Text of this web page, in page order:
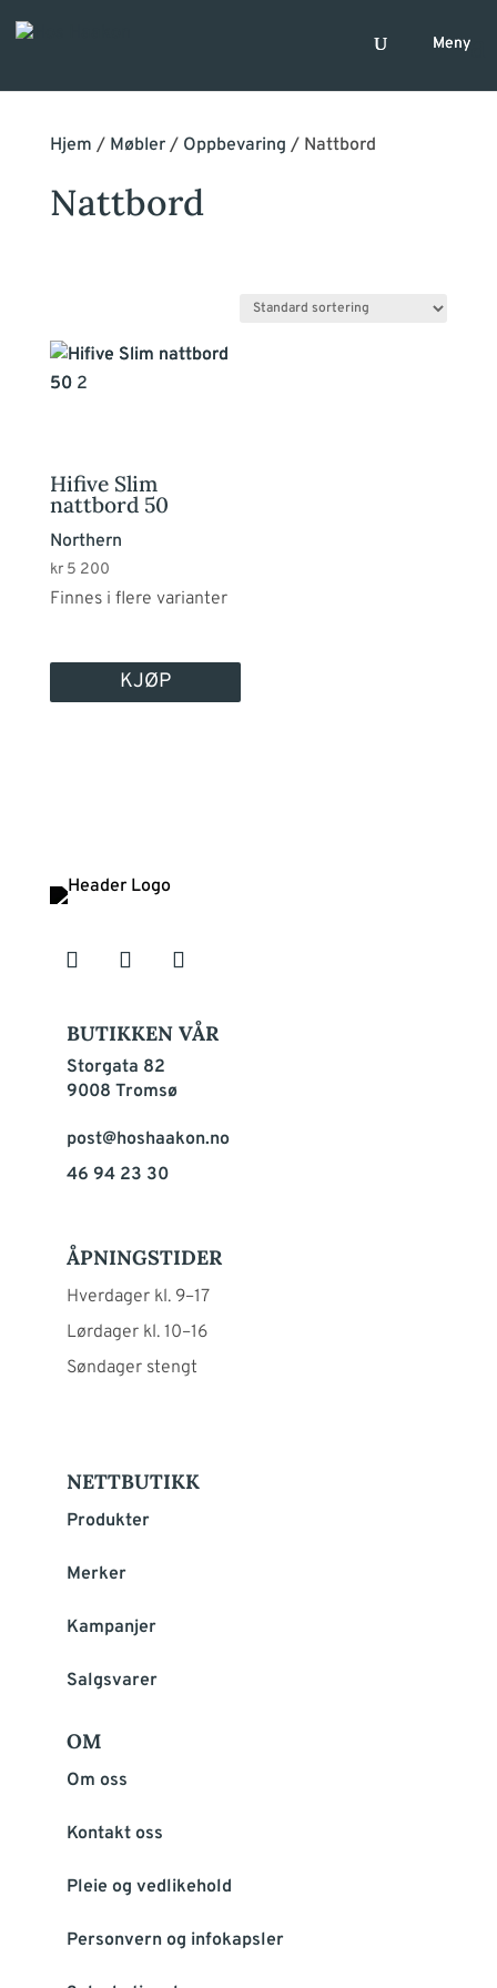
Hjem / Møbler/ Oppbevaring / Nattbord
Nattbord
Hifive Slim
nattbord 50
Northern
kr5 200
Finnes i flere varianter
KJØP
Dette
produktet
varianter.
Alternativene
kan
på
BUTIKKEN VÅR
Storgata 82
9008 Tromsø
post@hoshaakon.no
46 94 23 30
ÅPNINGSTIDER
Hverdager kl. 9–17
Lørdager kl. 10–16
Søndager stengt
NETTBUTIKK
Produkter
Merker
Kampanjer
Salgsvarer
OM
Om oss
Kontakt oss
Pleie og vedlikehold
Personvern og infokapsler